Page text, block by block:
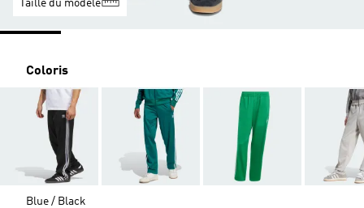
Taille du modèle
Coloris
Blue / Black